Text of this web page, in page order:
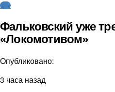
КХЛ
Фальковский уже
«Локомотивом»
Опубликовано:
3 часа назад